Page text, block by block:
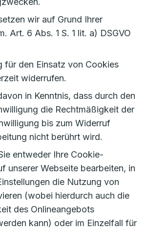
wir auf Grund Ihrer
Art. 6 Abs. 1 S. 1 lit. a) DSGVO
für den Einsatz von Cookies
widerrufen.
in Kenntnis, dass durch den
die Rechtmäßigkeit der
bis zum Widerruf
nicht berührt wird.
entweder Ihre Cookie-
unserer Webseite bearbeiten, in
die Nutzung von
(wobei hierdurch auch die
des Onlineangebots
kann) oder im Einzelfall für